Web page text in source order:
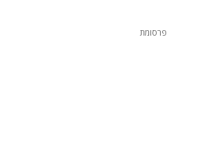
פרסומת